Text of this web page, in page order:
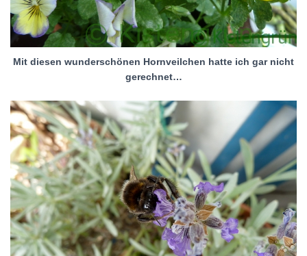
Mit diesen wunderschönen Hornveilchen hatte ich gar nicht
gerechnet…